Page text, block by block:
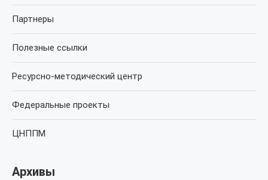
Партнеры
Полезные ссылки
Ресурсно-методический центр
Федеральные проекты
ЦНППМ
Архивы